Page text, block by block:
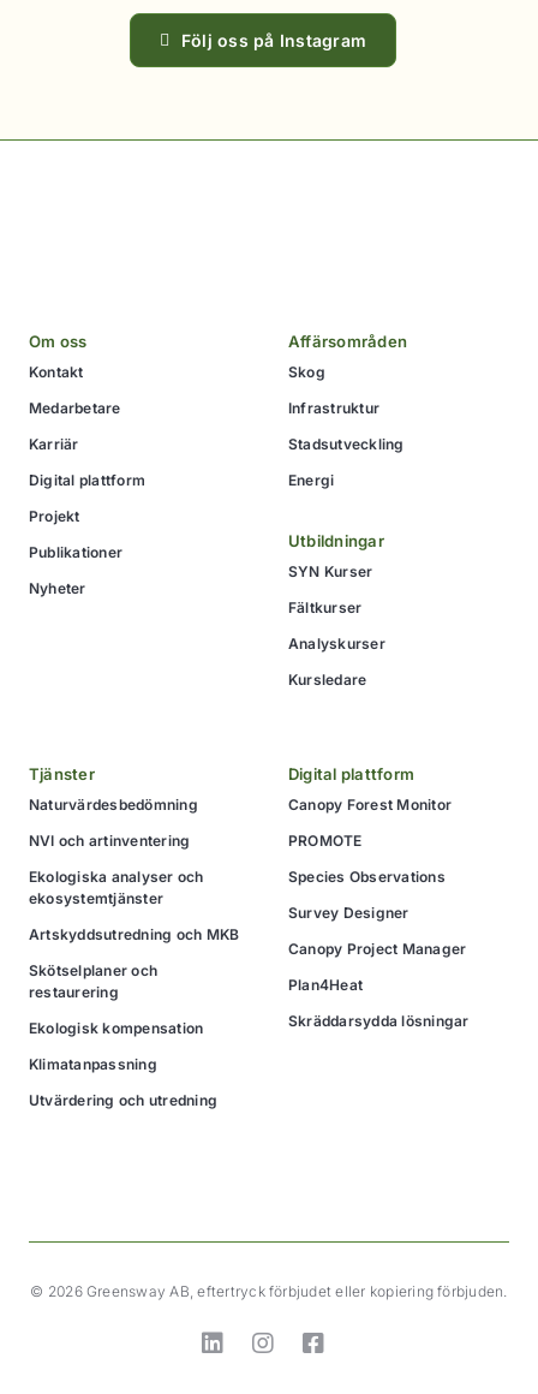
Följ oss på Instagram
Om oss
Kontakt
Medarbetare
Karriär
Digital plattform
Projekt
Publikationer
Nyheter
Affärsområden
Skog
Infrastruktur
Stadsutveckling
Energi
Utbildningar
SYN Kurser
Fältkurser
Analyskurser
Kursledare
Tjänster
Naturvärdesbedömning
NVI och artinventering
Ekologiska analyser och
ekosystemtjänster
Artskyddsutredning och MKB
Skötselplaner och
restaurering
Ekologisk kompensation
Klimatanpassning
Utvärdering och utredning
Digital plattform
Canopy Forest Monitor
PROMOTE
Species Observations
Survey Designer
Canopy Project Manager
Plan4Heat
Skräddarsydda lösningar
© 2026 Greensway AB, eftertryck förbjudet eller kopiering förbjuden.